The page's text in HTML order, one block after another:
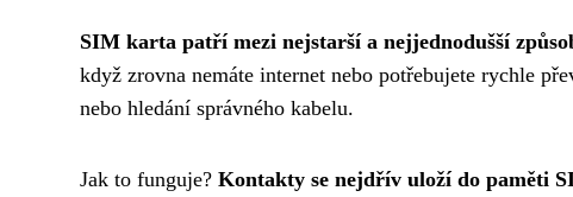
SIM karta patří mezi nejstarší a nejjednodušší
když zrovna nemáte internet nebo potřebujete rychle
nebo hledání správného kabelu.
Jak to funguje? Kontakty se nejdřív uloží do paměti